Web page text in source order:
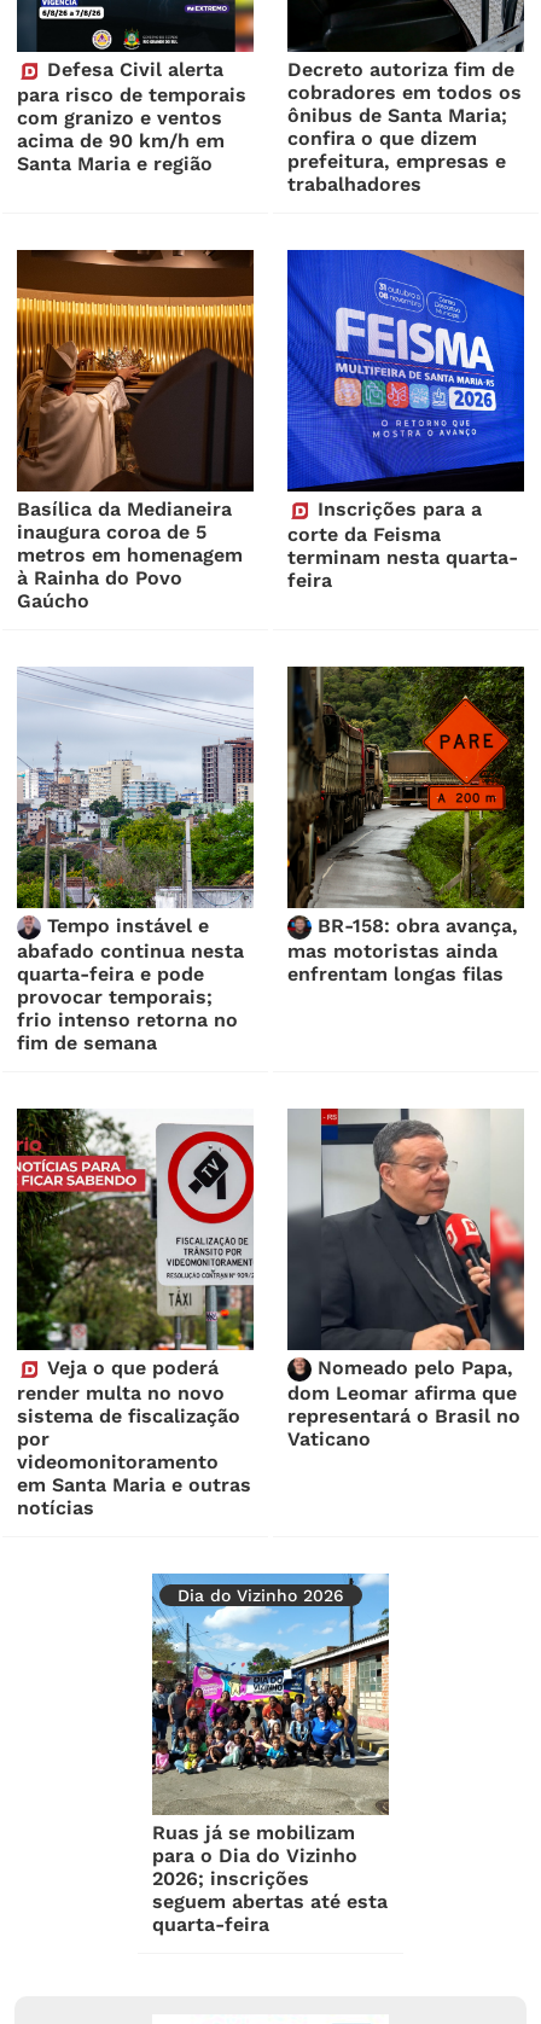
Defesa Civil alerta
para risco de temporais
com granizo e ventos
acima de 90 km/h em
Santa Maria e região
Decreto autoriza fim de
cobradores em todos os
ônibus de Santa Maria;
confira o que dizem
prefeitura, empresas e
trabalhadores
Basílica da Medianeira
inaugura coroa de 5
metros em homenagem
à Rainha do Povo
Gaúcho
Inscrições para a
corte da Feisma
terminam nesta quarta-
feira
Tempo instável e
abafado continua nesta
quarta-feira e pode
provocar temporais;
frio intenso retorna no
fim de semana
BR-158: obra avança,
mas motoristas ainda
enfrentam longas filas
Veja o que poderá
render multa no novo
sistema de fiscalização
por
videomonitoramento
em Santa Maria e outras
notícias
Nomeado pelo Papa,
dom Leomar afirma que
representará o Brasil no
Vaticano
Dia do Vizinho 2026
Ruas já se mobilizam
para o Dia do Vizinho
2026; inscrições
seguem abertas até esta
quarta-feira